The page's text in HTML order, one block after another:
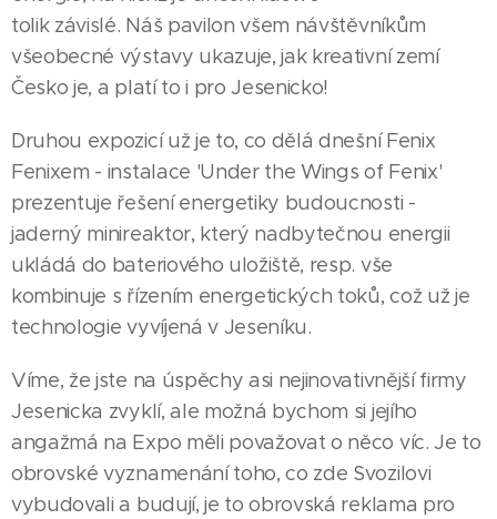
tolik závislé. Náš pavilon všem návštěvníkům
všeobecné výstavy ukazuje, jak kreativní zemí
Česko je, a platí to i pro Jesenicko!
Druhou expozicí už je to, co dělá dnešní Fenix
Fenixem - instalace 'Under the Wings of Fenix'
prezentuje řešení energetiky budoucnosti -
jaderný minireaktor, který nadbytečnou energii
ukládá do bateriového uložiště, resp. vše
kombinuje s řízením energetických toků, což už je
technologie vyvíjená v Jeseníku.
Víme, že jste na úspěchy asi nejinovativnější firmy
Jesenicka zvyklí, ale možná bychom si jejího
angažmá na Expo měli považovat o něco víc. Je to
obrovské vyznamenání toho, co zde Svozilovi
vybudovali a budují, je to obrovská reklama pro